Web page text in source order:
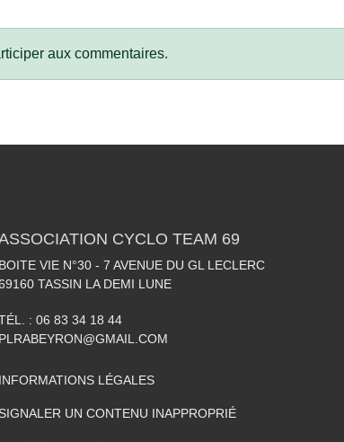
aux commentaires.
CYCLO TEAM 69
BOITE VIE N°30 - 7 AVENUE DU GL LECLERC
TASSIN LA DEMI LUNE
: 06 83 34 18 44
PLRABEYRON@GMAIL.COM
INFORMATIONS LÉGALES
SIGNALER UN CONTENU INAPPROPRIÉ